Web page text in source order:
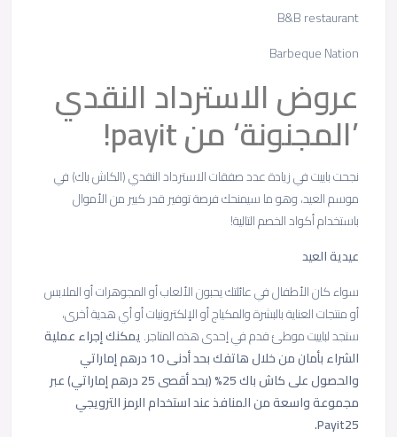
B&B restaurant
Barbeque Nation
عروض الاسترداد النقدي
’المجنونة‘ من payit!
نجحت باييت في زيادة عدد صفقات الاسترداد النقدي (الكاش باك) في
موسم العيد، وهو ما سيمنحك فرصة توفير قدر كبير من الأموال
باستخدام أكواد الخصم التالية!
عيدية العيد
سواء كان الأطفال في عائلتك يحبون الألعاب أو المجوهرات أو الملابس
أو منتجات العناية بالبشرة والمكياج أو الإلكترونيات أو أي هدية أخرى،
ستجد لباييت موطئ قدم في إحدى هذه المتاجر.يمكنك إجراء عملية
الشراء بأمان من خلال هاتفك بحد أدنى 10 درهم إماراتي
والحصول على كاش باك 25% (بحد أقصى 25 درهم إماراتي) عبر
مجموعة واسعة من المنافذ عند استخدام الرمز الترويجي
Payit25.